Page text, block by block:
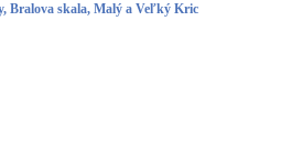
Bralova skala, Malý a Veľký Kric